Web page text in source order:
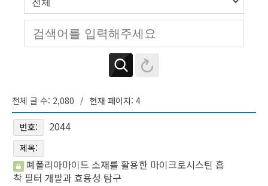
전체 글 수: 2,080 현재 페이지: 4
번호: 2044
제목:
폐폴리아마이드 소재를 활용한 마이크로시스틴 흡
착 필터 개발과 효용성 탐구